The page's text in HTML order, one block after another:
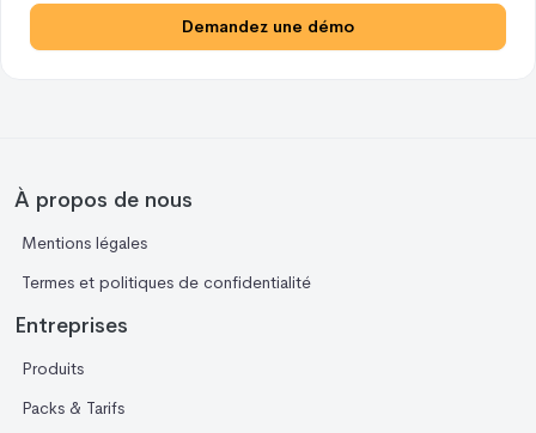
Demandez une démo
À propos de nous
Mentions légales
Termes et politiques de confidentialité
Entreprises
Produits
Packs & Tarifs